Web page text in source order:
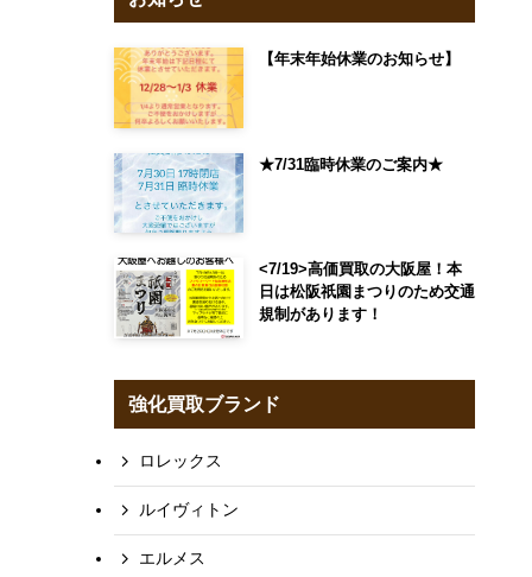
【年末年始休業のお知らせ】
★7/31臨時休業のご案内★
<7/19>高価買取の大阪屋！本
日は松阪祇園まつりのため交通
規制があります！
強化買取ブランド
ロレックス
ルイヴィトン
エルメス